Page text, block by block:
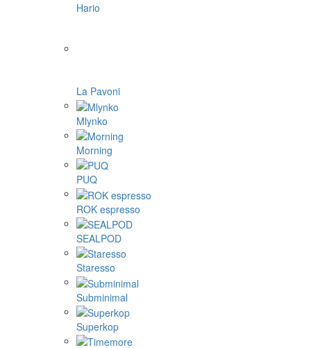
Hario
La Pavoni
Mlynko
Morning
PUQ
ROK espresso
SEALPOD
Staresso
Subminimal
Superkop